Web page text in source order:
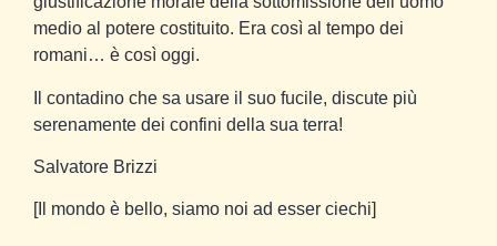
medio al potere costituito. Era così al tempo dei
romani… è così oggi.
Il contadino che sa usare il suo fucile, discute più
serenamente dei confini della sua terra!
Salvatore Brizzi
[Il mondo è bello, siamo noi ad esser ciechi]